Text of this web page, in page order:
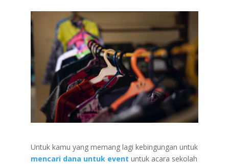
Untuk kamu yang memang lagi kebingungan untuk
mencari dana untuk event untuk acara sekolah